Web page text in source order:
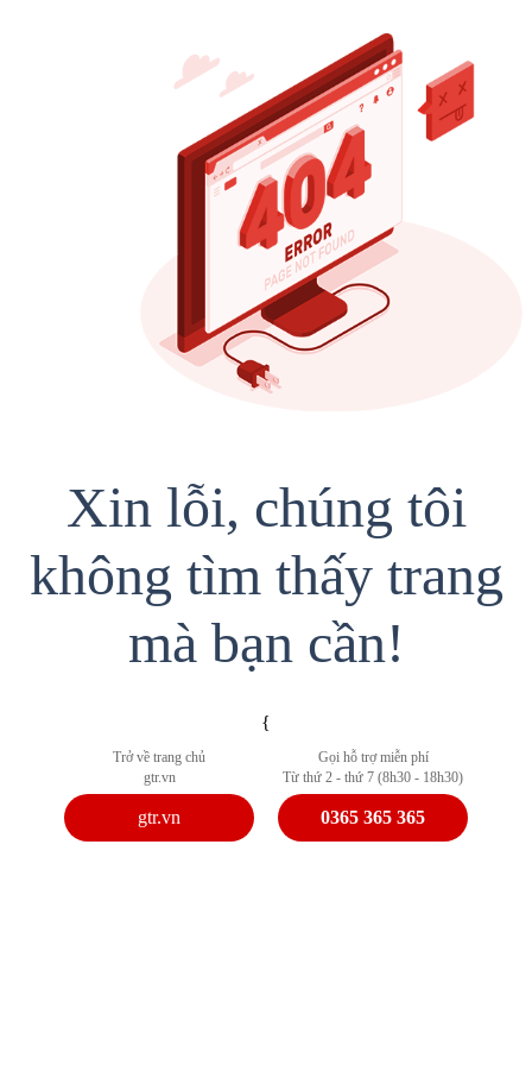
Xin lỗi, chúng tôi
không tìm thấy trang
mà bạn cần!
{
Trở về trang chủ
gtr.vn
gtr.vn
Gọi hỗ trợ miễn phí
Từ thứ 2 - thứ 7 (8h30 - 18h30)
0365 365 365